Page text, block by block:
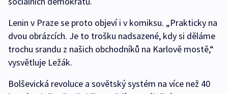
Lenin v Praze se proto objeví i v komiksu. „Prakticky na
dvou obrázcích. Je to trošku nadsazené, kdy si děláme
trochu srandu z našich obchodníků na Karlově mostě,“
vysvětluje Ležák.
Bolševická revoluce a sovětský systém na více než 40